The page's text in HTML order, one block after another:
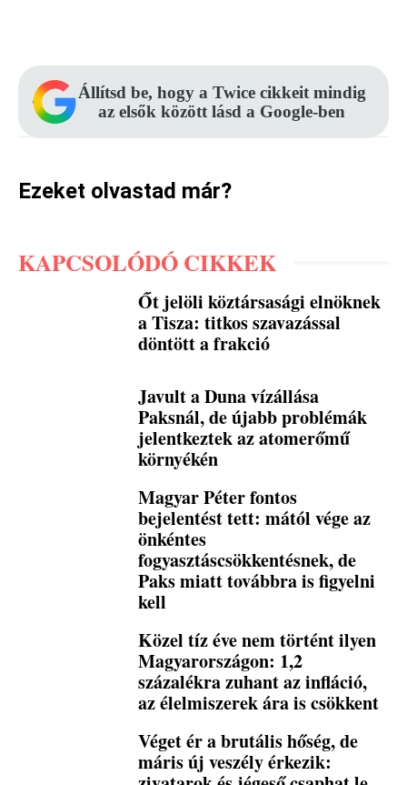
Állítsd be, hogy a Twice cikkeit mindig
az elsők között lásd a Google-ben
Ezeket olvastad már?
KAPCSOLÓDÓ CIKKEK
Őt jelöli köztársasági elnöknek
a Tisza: titkos szavazással
döntött a frakció
Javult a Duna vízállása
Paksnál, de újabb problémák
jelentkeztek az atomerőmű
környékén
Magyar Péter fontos
bejelentést tett: mától vége az
önkéntes
fogyasztáscsökkentésnek, de
Paks miatt továbbra is figyelni
kell
Közel tíz éve nem történt ilyen
Magyarországon: 1,2
százalékra zuhant az infláció,
az élelmiszerek ára is csökkent
Véget ér a brutális hőség, de
máris új veszély érkezik: